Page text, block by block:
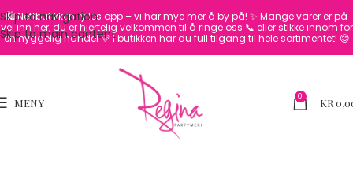
Skip to navigation
Skip to main content
🛍️ Nettbutikken fylles opp – vi har mye mer å by på! ✨ Mange varer er på
vei inn her, du er hjertelig velkommen til å ringe oss 📞 eller stikke innom for
en hyggelig handel 💛I butikken har du full tilgang til hele sortimentet! 😊
MENY 0 KR